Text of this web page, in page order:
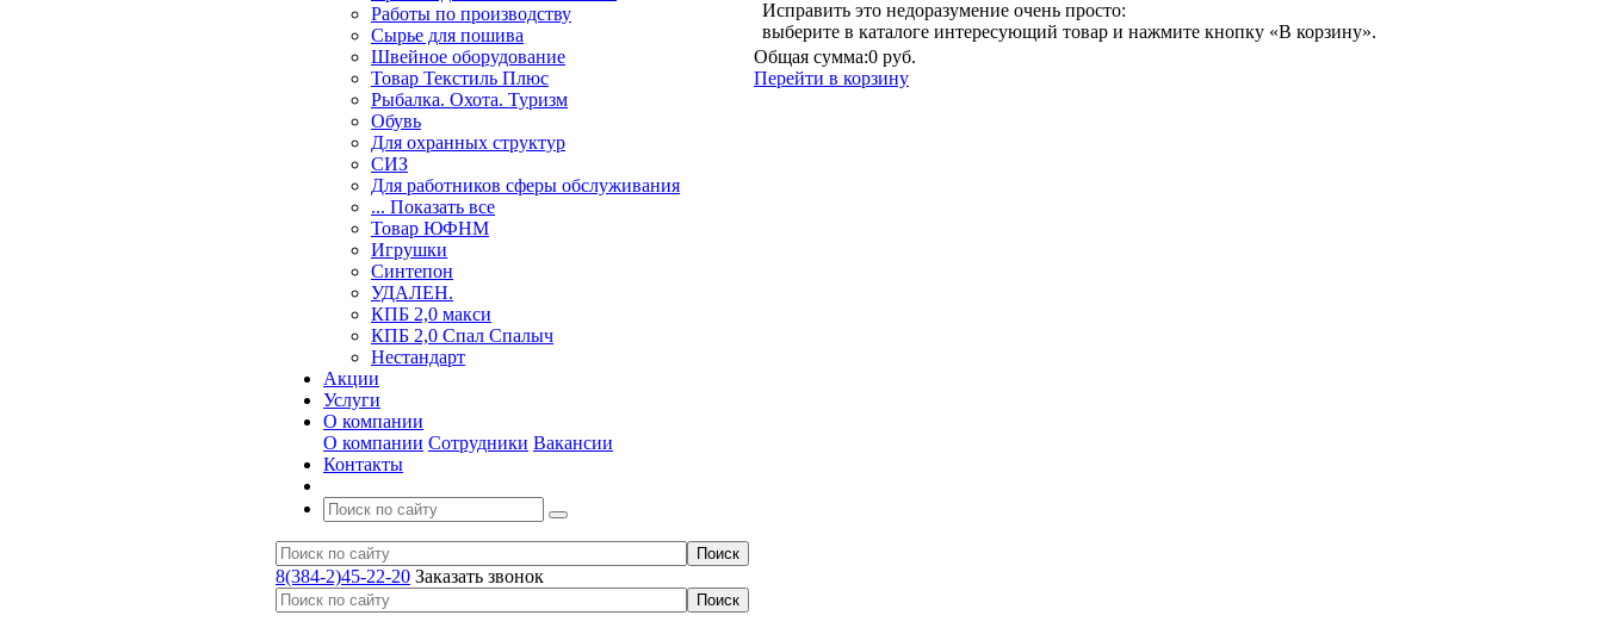
Работы по производству
Сырье для пошива
Швейное оборудование
Товар Текстиль Плюс
Рыбалка. Охота. Туризм
Обувь
Для охранных структур
СИЗ
Для работников сферы обслуживания
... Показать все
Товар ЮФНМ
Игрушки
Синтепон
УДАЛЕН.
КПБ 2,0 макси
КПБ 2,0 Спал Спалыч
Нестандарт
Акции
Услуги
О компании
О компании Сотрудники Вакансии
Контакты
8(384-2)45-22-20 Заказать звонок
Исправить это недоразумение очень просто:
выберите в каталоге интересующий товар и нажмите кнопку «В корзину».
Общая сумма:0 руб.
Перейти в корзину